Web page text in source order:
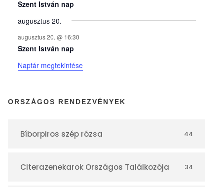
y
e
k
n
a
Szent István nap
augusztus 20.
augusztus 20. @ 16:30
Szent István nap
Naptár megtekintése
ORSZÁGOS RENDEZVÉNYEK
Bíborpiros szép rózsa 44
Citerazenekarok Országos Találkozója 34